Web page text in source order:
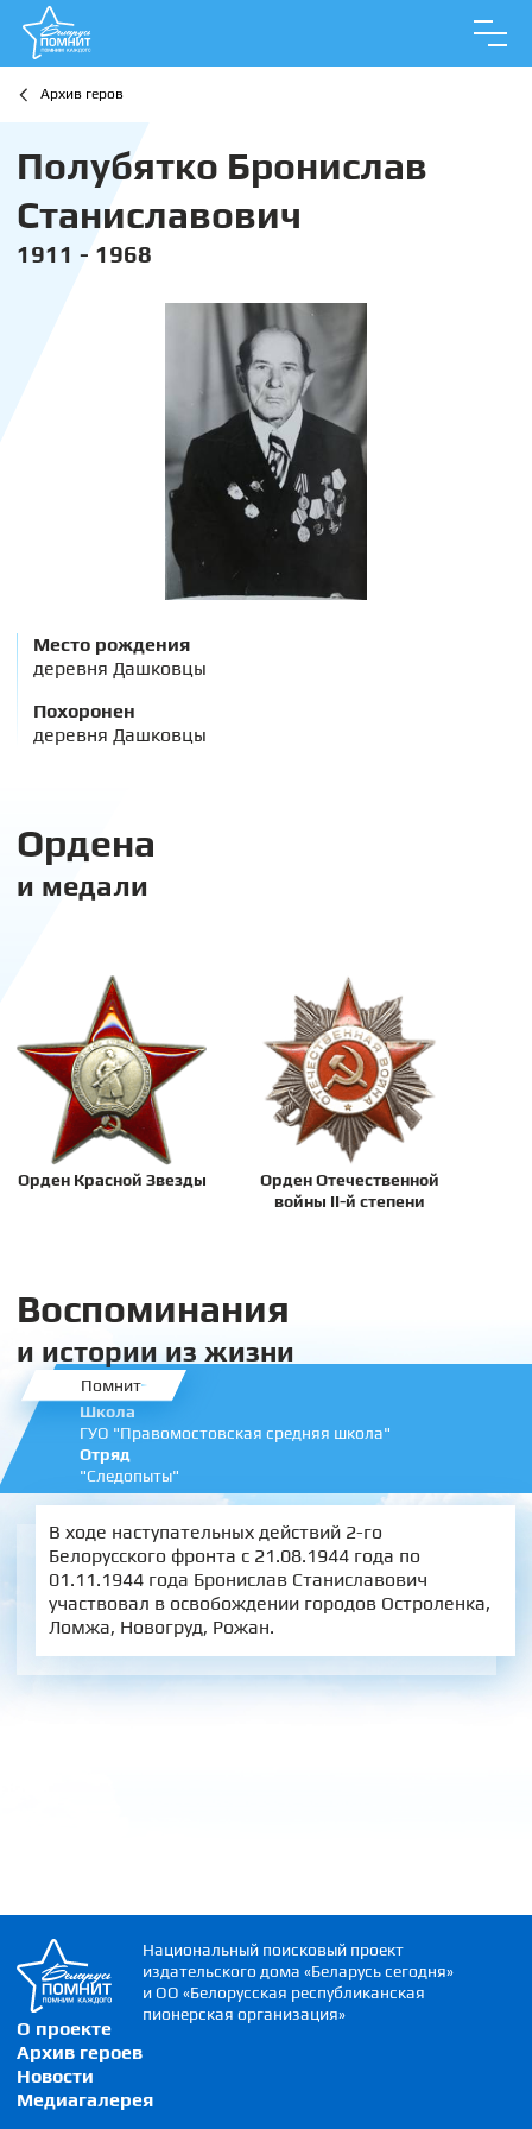
Архив геров
Полубятко Бронислав
Станиславович
1911 - 1968
Место рождения
деревня Дашковцы
Похоронен
деревня Дашковцы
Ордена
и медали
Орден Красной Звезды
Орден Отечественной
войны II-й степени
Воспоминания
и истории из жизни
Помнит
Школа
ГУО "Правомостовская средняя школа"
Отряд
"Следопыты"
В ходе наступательных действий 2-го
Белорусского фронта с 21.08.1944 года по
01.11.1944 года Бронислав Станиславович
участвовал в освобождении городов Остроленка,
Ломжа, Новогруд, Рожан.
О проекте
Архив героев
Новости
Медиагалерея
Национальный поисковый проект
издательского дома «Беларусь сегодня»
и ОО «Белорусская республиканская
пионерская организация»